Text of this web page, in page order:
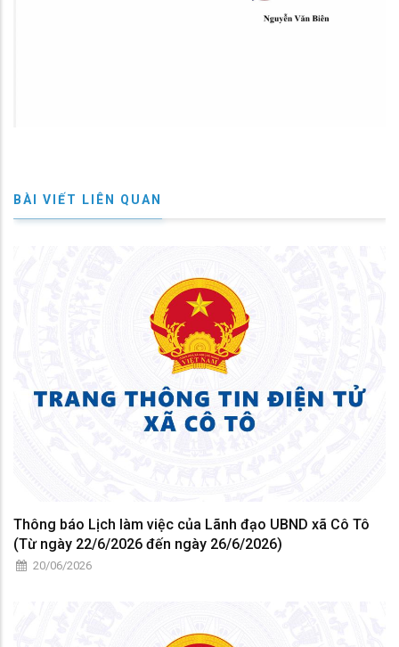
BÀI VIẾT LIÊN QUAN
Thông báo Lịch làm việc của Lãnh đạo UBND xã Cô Tô
(Từ ngày 22/6/2026 đến ngày 26/6/2026)
20/06/2026